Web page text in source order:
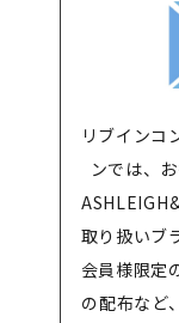
リブインコ
ンでは、
取り扱いブ
会員様限定
の配布など